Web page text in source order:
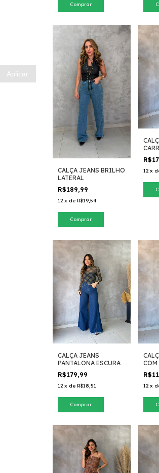
Aplicar
Comprar
CALÇA JEANS BRILHO
LATERAL
R$189,99
12 x de R$19,54
Comprar
12 x
CALÇA JEANS
PANTALONA ESCURA
R$179,99
12 x de R$18,51
Comprar
12 x